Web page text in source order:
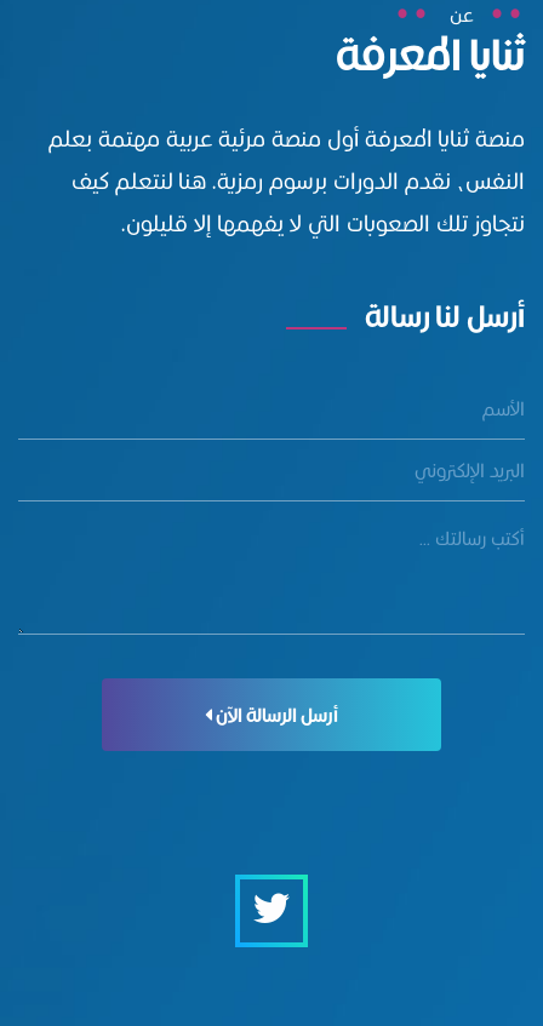
عن
ثنايا المعرفة
منصة ثنايا المعرفة أول منصة مرئية عربية مهتمة بعلم
النفس، نقدم الدورات برسوم رمزية. هنا لنتعلم كيف
نتجاوز تلك الصعوبات التي لا يفهمها إلا قليلون.
أرسل لنا رسالة
أرسل الرسالة الآن